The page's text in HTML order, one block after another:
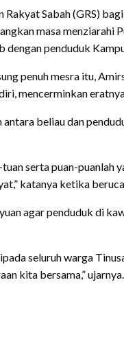
Sabah (GRS)
masa menziarahi
dengan penduduk
penuh mesra itu,
mencerminkan
beliau dan
serta puan-puanlah
katanya ketika
agar penduduk di
seluruh warga
kita bersama,”